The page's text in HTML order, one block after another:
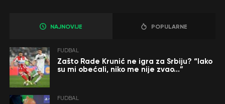
NAJNOVIJE POPULARNE
FUDBAL
Zašto Rade Krunić ne igra za Srbiju? “Iako
su mi obećali, niko me nije zvao…”
FUDBAL